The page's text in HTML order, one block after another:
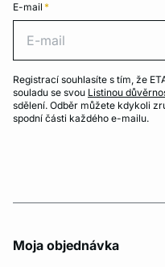
E-mail *
Registrací souhlasíte s tím, že
souladu se svou Listinou
sdělení. Odběr můžete kdykoli
spodní části každého e-mailu.
Moja objednávka